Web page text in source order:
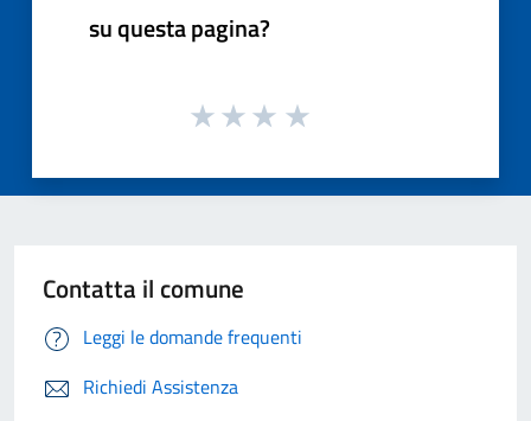
su questa pagina?
Contatta il comune
Leggi le domande frequenti
Richiedi Assistenza